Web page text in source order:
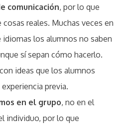
comunicación, por lo que
cosas reales. Muchas veces en
idiomas los alumnos no saben
sí sepan cómo hacerlo.
ideas que los alumnos
previa.
en el grupo, no en el
individuo, por lo que